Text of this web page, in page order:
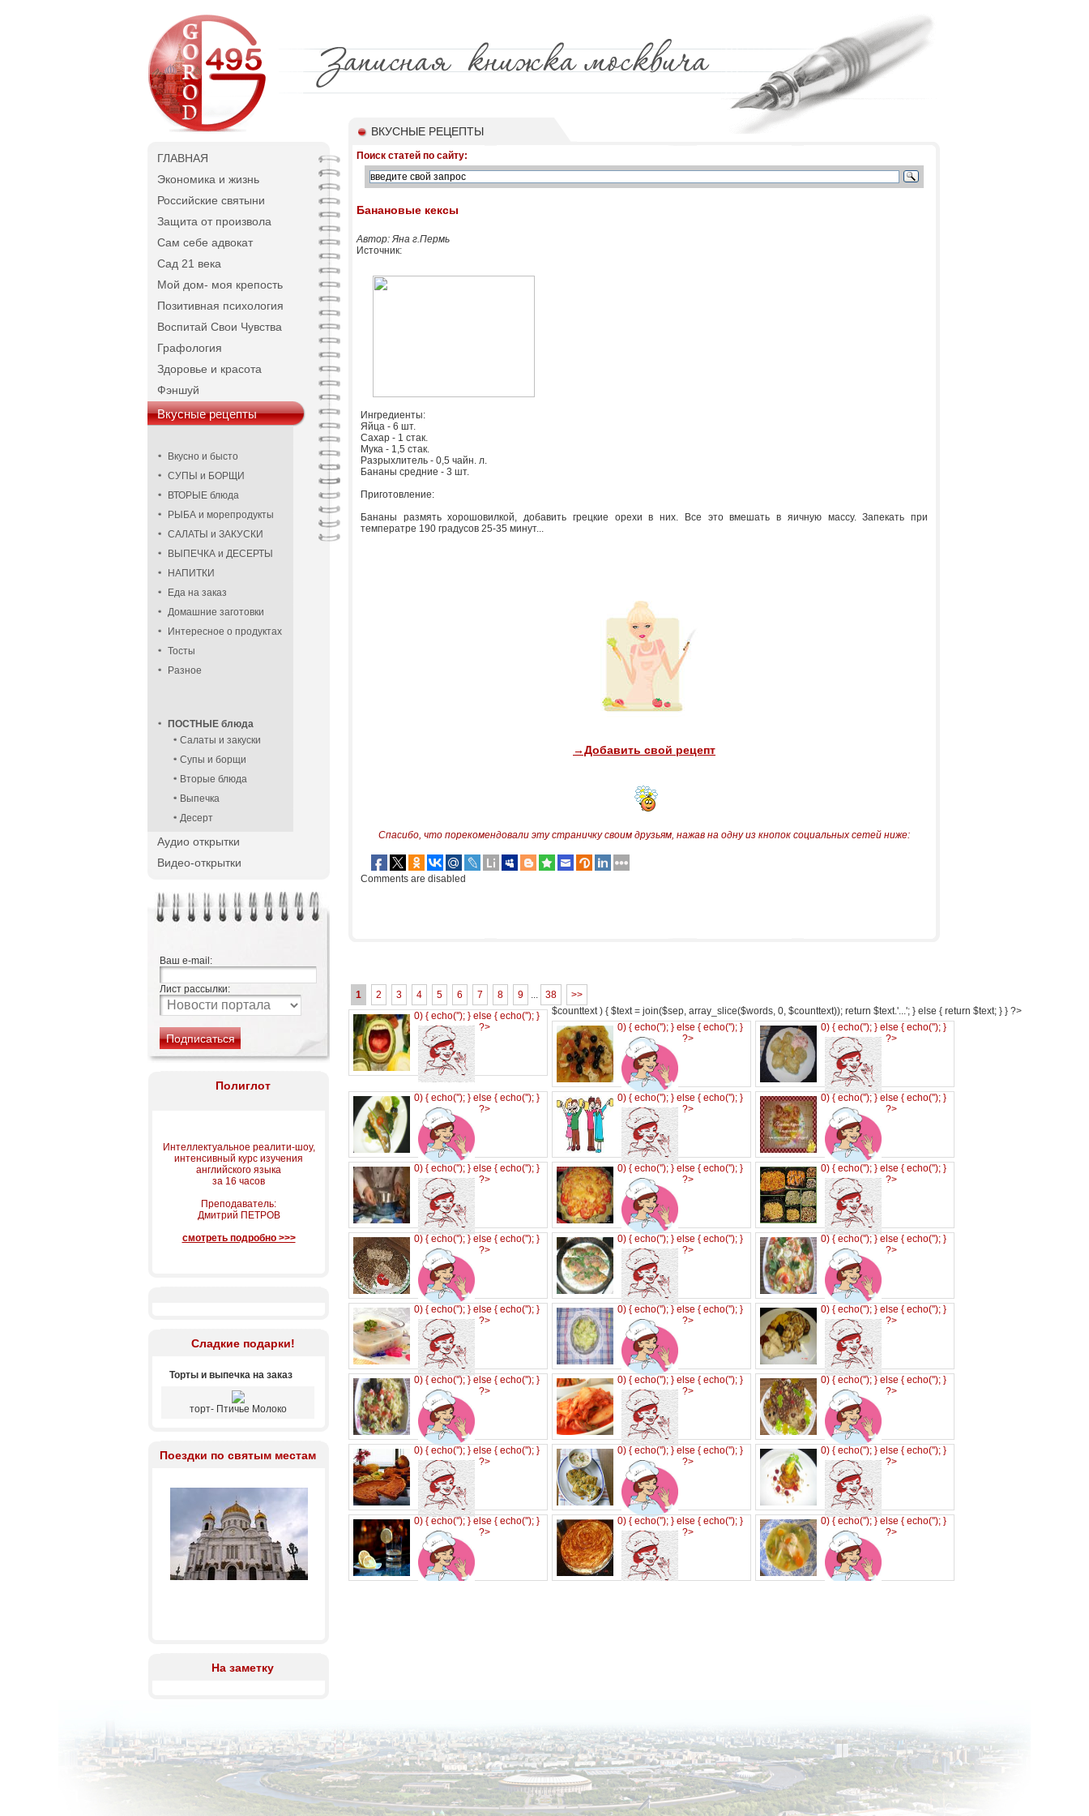
ГЛАВНАЯ
Экономика и жизнь
Российские святыни
Защита от произвола
Сам себе адвокат
Сад 21 века
Мой дом- моя крепость
Позитивная психология
Воспитай Свои Чувства
Графология
Здоровье и красота
Фэншуй
Вкусные рецепты
Вкусно и бысто
СУПЫ и БОРЩИ
ВТОРЫЕ блюда
РЫБА и морепродукты
САЛАТЫ и ЗАКУСКИ
ВЫПЕЧКА и ДЕСЕРТЫ
НАПИТКИ
Еда на заказ
Домашние заготовки
Интересное о продуктах
Тосты
Разное
ПОСТНЫЕ блюда
Салаты и закуски
Супы и борщи
Вторые блюда
Выпечка
Десерт
Аудио открытки
Видео-открытки
Ваш e-mail:
Лист рассылки:
Полиглот
Интеллектуальное реалити-шоу,
интенсивный курс изучения
английского языка
за 16 часов
Преподаватель:
Дмитрий ПЕТРОВ
смотреть подробно >>>
Сладкие подарки!
Торты и выпечка на заказ
торт- Птичье Молоко
Поездки по святым местам
На заметку
ВКУСНЫЕ РЕЦЕПТЫ
Поиск статей по сайту:
Банановые кексы
Автор: Яна г.Пермь
Источник:
Ингредиенты:
Яйца - 6 шт.
Сахар - 1 стак.
Мука - 1,5 стак.
Разрыхлитель - 0,5 чайн. л.
Бананы средние - 3 шт.
Приготовление:
Бананы размять хорошовилкой, добавить грецкие орехи в них. Все это вмешать в яичную массу. Запекать при
температре 190 градусов 25-35 минут...
→Добавить свой рецепт
Спасибо, что порекомендовали эту страничку своим друзьям, нажав на одну из кнопок социальных сетей ниже:
Comments are disabled
1 2 3 4 5 6 7 8 9 ... 38
>>
$counttext ) { $text = join($sep, array_slice($words, 0, $counttext)); return $text.'...'; } else { return $text; } } ?>
0) { echo(''); } else { echo(''); }
?>
0) { echo(''); } else { echo(''); }
?>
0) { echo(''); } else { echo(''); }
?>
0) { echo(''); } else { echo(''); }
?>
0) { echo(''); } else { echo(''); }
?>
0) { echo(''); } else { echo(''); }
?>
0) { echo(''); } else { echo(''); }
?>
0) { echo(''); } else { echo(''); }
?>
0) { echo(''); } else { echo(''); }
?>
0) { echo(''); } else { echo(''); }
?>
0) { echo(''); } else { echo(''); }
?>
0) { echo(''); } else { echo(''); }
?>
0) { echo(''); } else { echo(''); }
?>
0) { echo(''); } else { echo(''); }
?>
0) { echo(''); } else { echo(''); }
?>
0) { echo(''); } else { echo(''); }
?>
0) { echo(''); } else { echo(''); }
?>
0) { echo(''); } else { echo(''); }
?>
0) { echo(''); } else { echo(''); }
?>
0) { echo(''); } else { echo(''); }
?>
0) { echo(''); } else { echo(''); }
?>
0) { echo(''); } else { echo(''); }
?>
0) { echo(''); } else { echo(''); }
?>
0) { echo(''); } else { echo(''); }
?>